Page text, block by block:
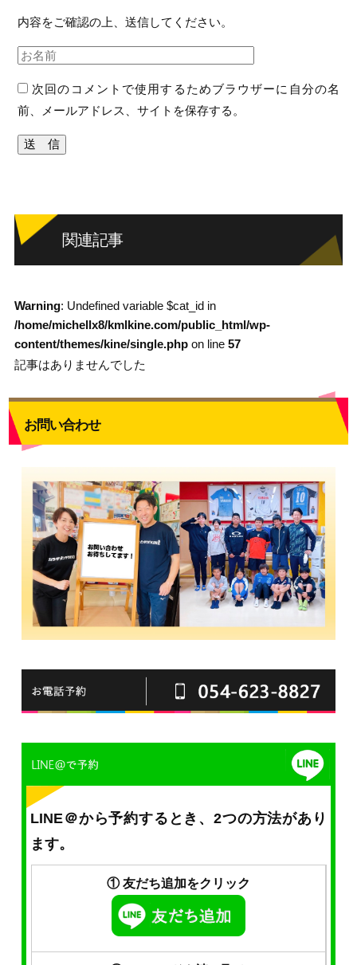
内容をご確認の上、送信してください。
次回のコメントで使用するためブラウザーに自分の名
前、メールアドレス、サイトを保存する。
関連記事
Warning: Undefined variable $cat_id in
/home/michellx8/kmlkine.com/public_html/wp-
content/themes/kine/single.phpon line 57
記事はありませんでした
お問い合わせ
LINE＠から予約するとき、2つの方法があり
ます。
① 友だち追加をクリック